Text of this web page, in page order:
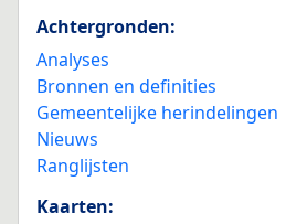
Achtergronden:
Analyses
Bronnen en definities
Gemeentelijke herindelingen
Nieuws
Ranglijsten
Kaarten: